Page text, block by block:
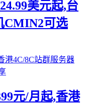
美元起,台
CMIN2可选
元/月起,香港